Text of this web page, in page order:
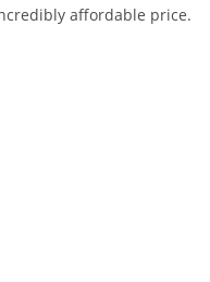
affordable price.